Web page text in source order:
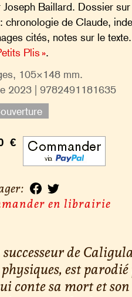
Joseph Baillard. Dossier sur
chronologie de Claude,
cités, notes sur le texte.
Plis ».
105×148 mm.
2023 | 9782491181635
€
:
en librairie
de
est
conte sa mort et son